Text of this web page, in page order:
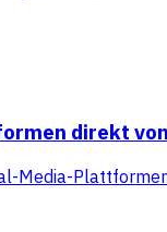
direkt
Media-